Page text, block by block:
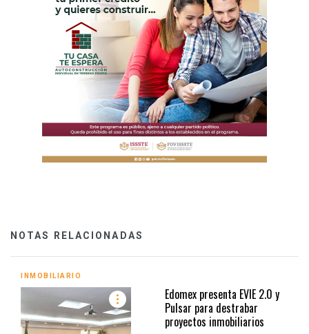
NOTAS RELACIONADAS
INMOBILIARIO
Edomex presenta EVIE 2.0 y
Pulsar para destrabar
proyectos inmobiliarios